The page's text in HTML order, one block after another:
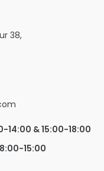
38,
14:00 & 15:00-18:00
15:00